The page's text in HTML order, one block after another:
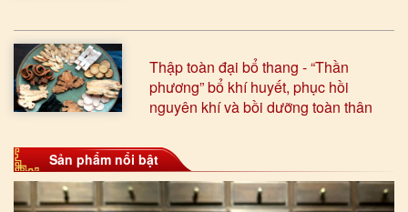
Thập toàn đại bổ thang - “Thần
phương” bổ khí huyết, phục hồi
nguyên khí và bồi dưỡng toàn thân
Sản phẩm nổi bật